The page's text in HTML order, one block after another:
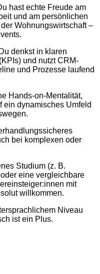
hast echte Freude am
und am persönlichen
Wohnungswirtschaft –
Du denkst in klaren
und nutzt CRM-
und Prozesse laufend
Hands-on-Mentalität,
ein dynamisches Umfeld
bei komplexen oder
Studium (z. B.
eine vergleichbare
mit
willkommen.
Niveau
ist ein Plus.